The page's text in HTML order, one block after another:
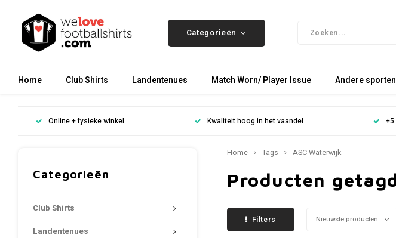
Categorieën
Home Club Shirts Landentenues Match Worn/ Player Issue Andere sporten
Online + fysieke winkel Kwaliteit hoog in het vaandel
Categorieën
Club Shirts
Landentenues
Home Tags ASC Waterwijk
Producten
Filters Nieuwste producten